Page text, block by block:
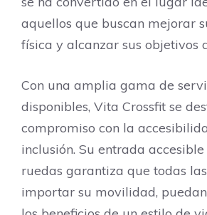
aquellos que buscan mejorar
física y alcanzar sus objetivos
Con una amplia gama de
disponibles, Vita Crossfit se
compromiso con la
inclusión. Su entrada
ruedas garantiza que todas
importar su movilidad,